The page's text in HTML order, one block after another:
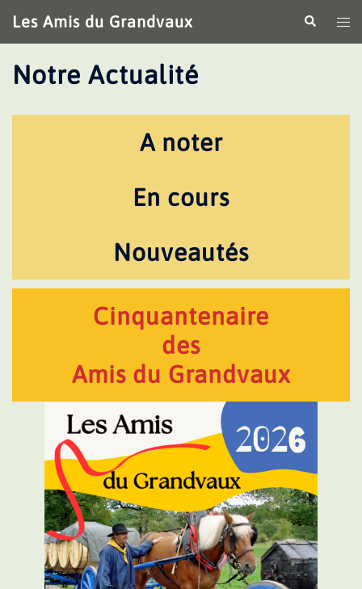
au
contenu
Les Amis du Grandvaux
le
Notre Actualité
A noter
En cours
Nouveautés
Cinquantenaire
des
Amis du Grandvaux